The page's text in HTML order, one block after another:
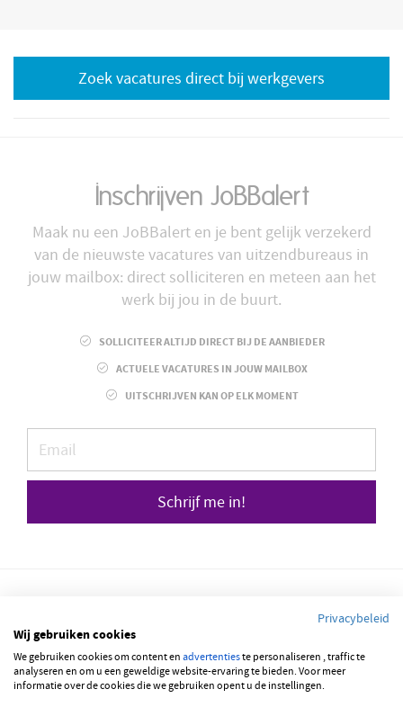
Zoek vacatures direct bij werkgevers
Inschrijven JoBBalert
Maak nu een JoBBalert en je bent gelijk verzekerd
van de nieuwste vacatures van uitzendbureaus in
jouw mailbox: direct solliciteren en meteen aan het
werk bij jou in de buurt.
SOLLICITEER ALTIJD DIRECT BIJ DE AANBIEDER
ACTUELE VACATURES IN JOUW MAILBOX
UITSCHRIJVEN KAN OP ELK MOMENT
Schrijf me in!
© 2026 JOBBSQUARE
NEDERLANDS ENGLISH
Privacybeleid
Wij gebruiken cookies
We gebruiken cookies om content en advertentieste personaliseren , traffic te
analyseren en om u een geweldige website-ervaring te bieden. Voor meer
informatie over de cookies die we gebruiken opent u de instellingen.